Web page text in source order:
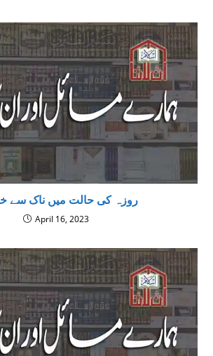
روزہ کی حالت میں ناک سے
April 16, 2023